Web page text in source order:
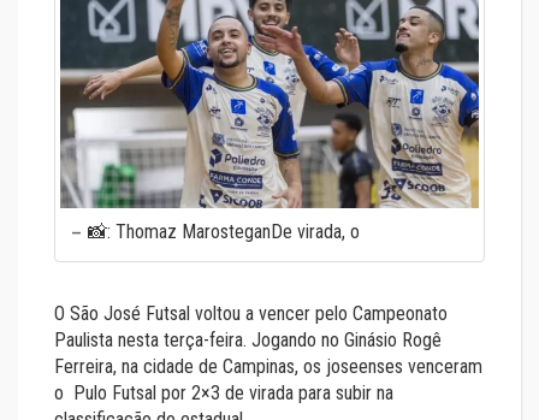
📸: Thomaz MarosteganDe virada, o
O São José Futsal voltou a vencer pelo Campeonato
Paulista nesta terça-feira. Jogando no Ginásio Rogê
Ferreira, na cidade de Campinas, os joseenses venceram
o Pulo Futsal por 2×3 de virada para subir na